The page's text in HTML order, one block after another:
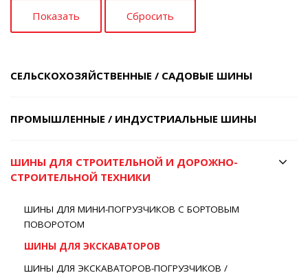
СЕЛЬСКОХОЗЯЙСТВЕННЫЕ / САДОВЫЕ ШИНЫ
ПРОМЫШЛЕННЫЕ / ИНДУСТРИАЛЬНЫЕ ШИНЫ
ШИНЫ ДЛЯ СТРОИТЕЛЬНОЙ И ДОРОЖНО-
СТРОИТЕЛЬНОЙ ТЕХНИКИ
ШИНЫ ДЛЯ МИНИ-ПОГРУЗЧИКОВ С БОРТОВЫМ
ПОВОРОТОМ
ШИНЫ ДЛЯ ЭКСКАВАТОРОВ
ШИНЫ ДЛЯ ЭКСКАВАТОРОВ-ПОГРУЗЧИКОВ /